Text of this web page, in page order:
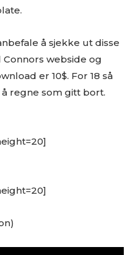
å sjekke ut disse
webside og
er 10$. For 18 så
regne som gitt bort.